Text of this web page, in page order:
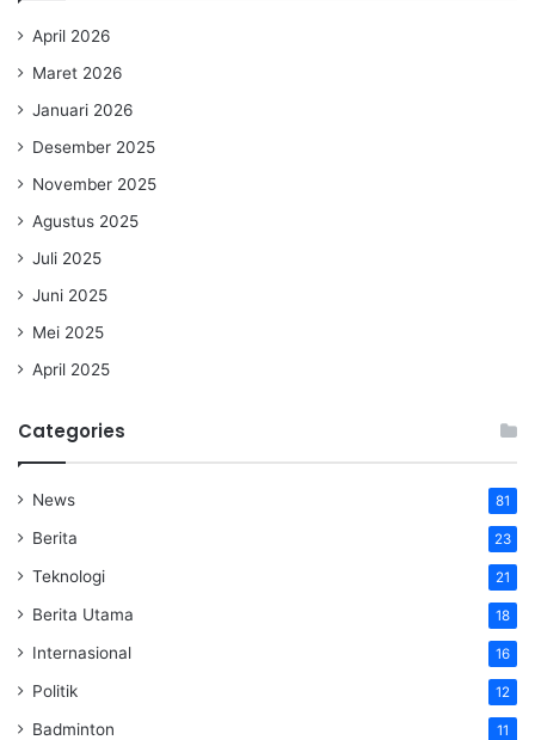
April 2026
Maret 2026
Januari 2026
Desember 2025
November 2025
Agustus 2025
Juli 2025
Juni 2025
Mei 2025
April 2025
Categories
News 81
Berita 23
Teknologi 21
Berita Utama 18
Internasional 16
Politik 12
Badminton 11